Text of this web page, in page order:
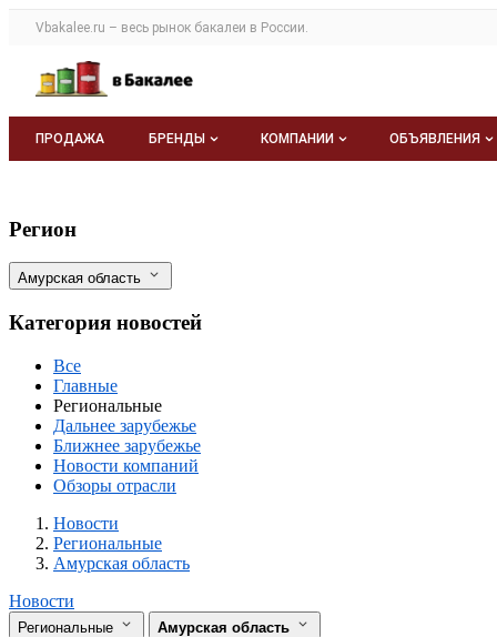
Раздел навигации по сайту vbakalee.ru
Vbakalee.ru – весь рынок бакалеи в России.
Авторизация и меню пользователя
Навигация по разделам сайта vbakalee.ru
ПРОДАЖА БРЕНДЫ КОМПАНИИ ОБЪЯВЛЕНИЯ
Продукция из Амурской области
Фильтры
Регион
Амурская область
Категория новостей
Все
Главные
Региональные
Дальнее зарубежье
Ближнее зарубежье
Новости компаний
Обзоры отрасли
Новости
Разделы
Новости
Региональные
Амурская область
Новости
Региональные Амурская область